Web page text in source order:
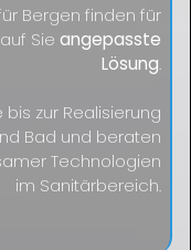
Bergen finden für
Sieangepasste
Lösung.
zur Realisierung
Bad und beraten
Technologien
im Sanitärbereich.